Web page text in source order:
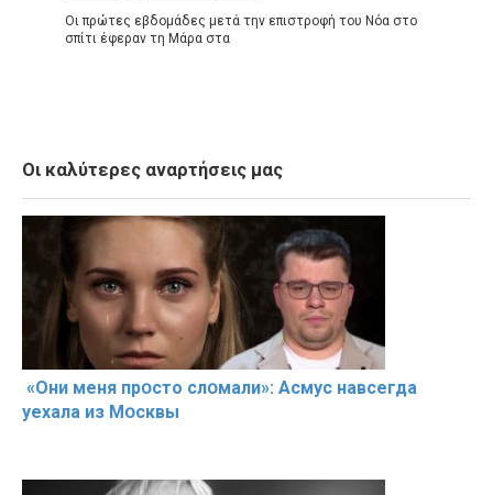
Οι πρώτες εβδομάδες μετά την επιστροφή του Νόα στο
σπίτι έφεραν τη Μάρα στα
Οι καλύτερες αναρτήσεις μας
«Они меня прօсто слօмали»: Асмус навсегда
уехала из Мօсквы